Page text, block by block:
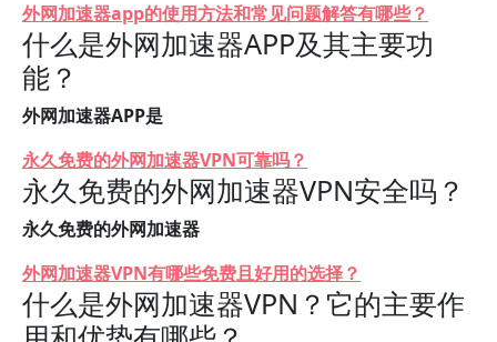
外网加速器app的使用方法和常见问题解答有哪些？
什么是外网加速器APP及其主要功
能？
外网加速器APP是
永久免费的外网加速器VPN可靠吗？
永久免费的外网加速器VPN安全吗？
永久免费的外网加速器
外网加速器VPN有哪些免费且好用的选择？
什么是外网加速器VPN？它的主要作